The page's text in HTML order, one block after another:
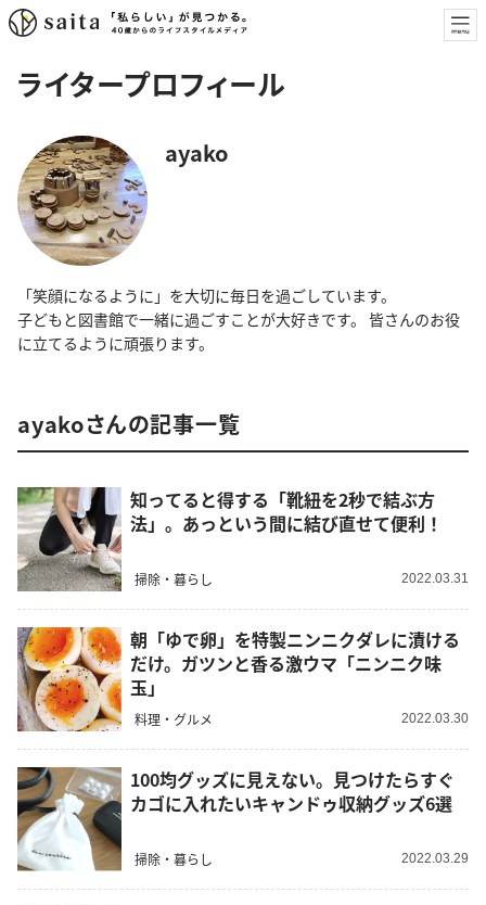
ライタープロフィール
ayako
「笑顔になるように」を大切に毎日を過ごしています。
子どもと図書館で一緒に過ごすことが大好きです。 皆さんのお役
に立てるように頑張ります。
ayakoさんの記事一覧
知ってると得する「靴紐を2秒で結ぶ方
法」。あっという間に結び直せて便利！
掃除・暮らし 2022.03.31
朝「ゆで卵」を特製ニンニクダレに漬ける
だけ。ガツンと香る激ウマ「ニンニク味
玉」
料理・グルメ 2022.03.30
100均グッズに見えない。見つけたらすぐ
カゴに入れたいキャンドゥ収納グッズ6選
掃除・暮らし 2022.03.29